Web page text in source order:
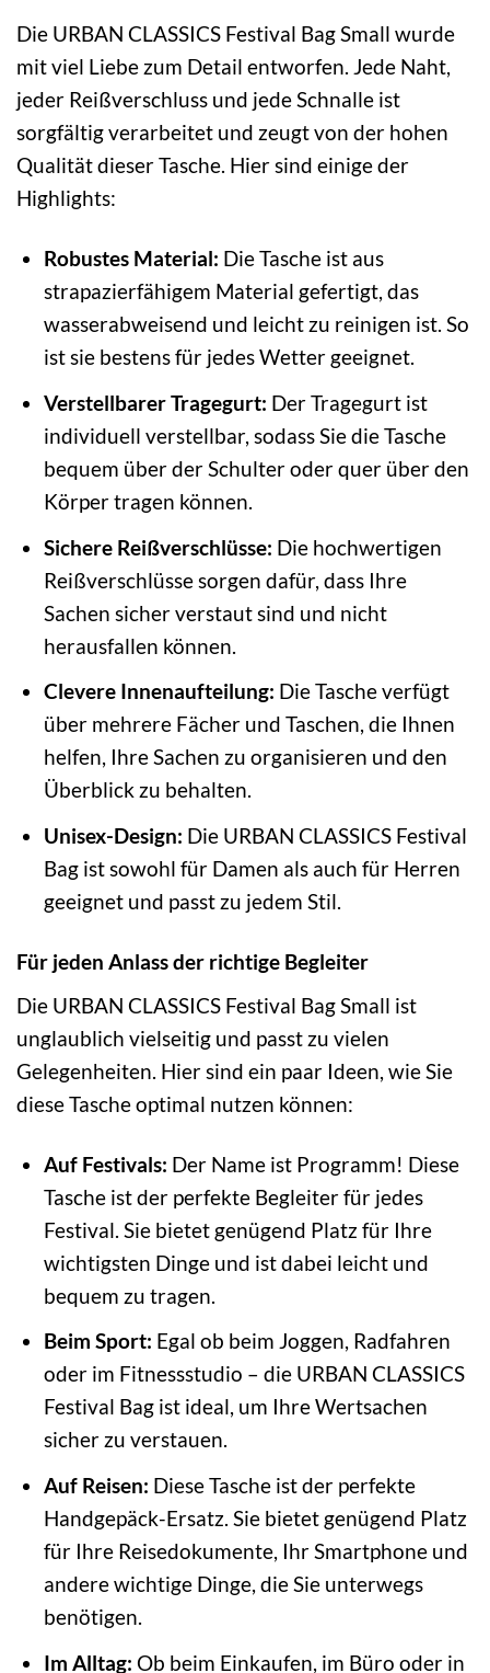
Die URBAN CLASSICS Festival Bag Small wurde
mit viel Liebe zum Detail entworfen. Jede Naht,
jeder Reißverschluss und jede Schnalle ist
sorgfältig verarbeitet und zeugt von der hohen
Qualität dieser Tasche. Hier sind einige der
Highlights:
Robustes Material: Die Tasche ist aus
strapazierfähigem Material gefertigt, das
wasserabweisend und leicht zu reinigen ist. So
ist sie bestens für jedes Wetter geeignet.
Verstellbarer Tragegurt: Der Tragegurt ist
individuell verstellbar, sodass Sie die Tasche
bequem über der Schulter oder quer über den
Körper tragen können.
Sichere Reißverschlüsse: Die hochwertigen
Reißverschlüsse sorgen dafür, dass Ihre
Sachen sicher verstaut sind und nicht
herausfallen können.
Clevere Innenaufteilung: Die Tasche verfügt
über mehrere Fächer und Taschen, die Ihnen
helfen, Ihre Sachen zu organisieren und den
Überblick zu behalten.
Unisex-Design: Die URBAN CLASSICS Festival
Bag ist sowohl für Damen als auch für Herren
geeignet und passt zu jedem Stil.
Für jeden Anlass der richtige Begleiter
Die URBAN CLASSICS Festival Bag Small ist
unglaublich vielseitig und passt zu vielen
Gelegenheiten. Hier sind ein paar Ideen, wie Sie
diese Tasche optimal nutzen können:
Auf Festivals: Der Name ist Programm! Diese
Tasche ist der perfekte Begleiter für jedes
Festival. Sie bietet genügend Platz für Ihre
wichtigsten Dinge und ist dabei leicht und
bequem zu tragen.
Beim Sport: Egal ob beim Joggen, Radfahren
oder im Fitnessstudio – die URBAN CLASSICS
Festival Bag ist ideal, um Ihre Wertsachen
sicher zu verstauen.
Auf Reisen: Diese Tasche ist der perfekte
Handgepäck-Ersatz. Sie bietet genügend Platz
für Ihre Reisedokumente, Ihr Smartphone und
andere wichtige Dinge, die Sie unterwegs
benötigen.
Im Alltag: Ob beim Einkaufen, im Büro oder in